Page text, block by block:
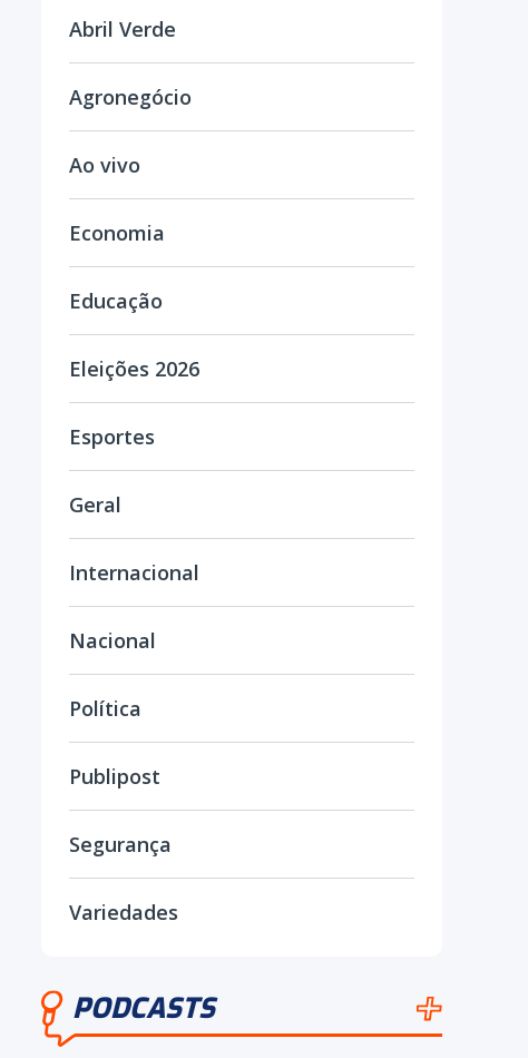
Abril Verde
Agronegócio
Ao vivo
Economia
Educação
Eleições 2026
Esportes
Geral
Internacional
Nacional
Política
Publipost
Segurança
Variedades
PODCASTS